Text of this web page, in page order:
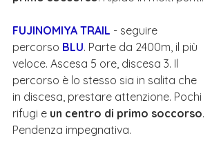
FUJINOMIYA TRAIL - seguire
percorso BLU. Parte da 2400m, il più
veloce. Ascesa 5 ore, discesa 3. Il
percorso è lo stesso sia in salita che
in discesa, prestare attenzione. Pochi
rifugi e un centro di primo soccorso.
Pendenza impegnativa.